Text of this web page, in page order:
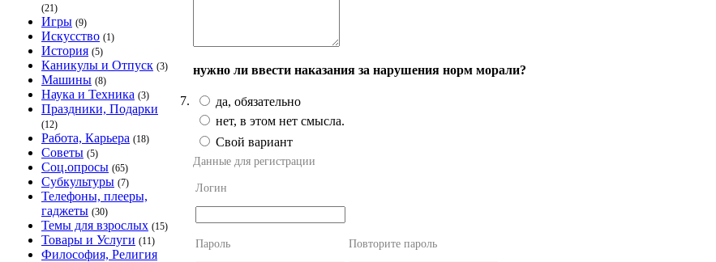
(21)
Игры (9)
Искусство (1)
История (5)
Каникулы и Отпуск (3)
Машины (8)
Наука и Техника (3)
Праздники, Подарки
(12)
Работа, Карьера (18)
Советы (5)
Соц.опросы (65)
Субкультуры (7)
Телефоны, плееры,
гаджеты (30)
Темы для взрослых (15)
Товары и Услуги (11)
Философия, Религия
7.
нужно ли ввести наказания за нарушения норм морали?
да, обязательно
нет, в этом нет смысла.
Свой вариант
Данные для регистрации
Логин
Пароль Повторите пароль